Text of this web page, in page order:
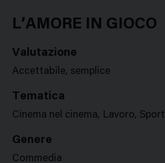
Plus
L’AMORE IN GIOCO
Valutazione
Accettabile, semplice
Tematica
Cinema nel cinema, Lavoro, Sport
Genere
Commedia